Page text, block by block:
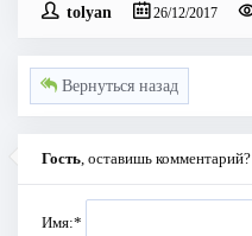
tolyan 26/12/2017
Вернуться назад
Гость , оставишь комментарий?
Имя:*